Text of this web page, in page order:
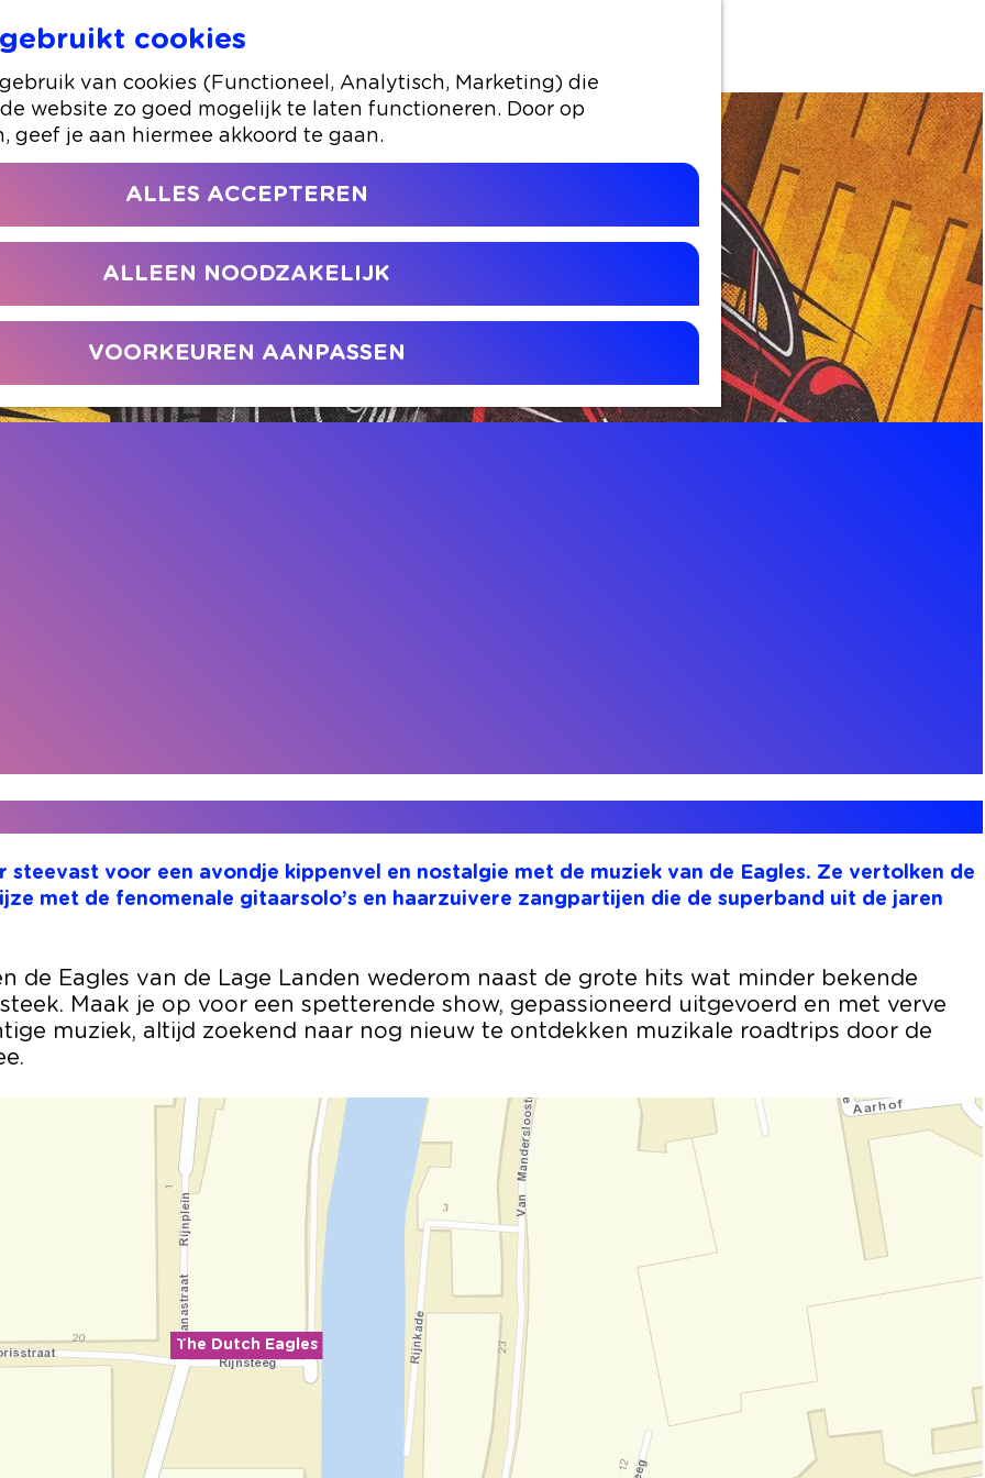
cookies
van cookies (Functioneel, Analytisch, Marketing) die
website zo goed mogelijk te laten functioneren. Door op
geef je aan hiermee akkoord te gaan.
ALLES ACCEPTEREN
ALLEEN NOODZAKELIJK
VOORKEUREN AANPASSEN
The Dutch Eagles
voor een avondje kippenvel en nostalgie met de muziek van de Eagles. Ze vertolken de
met de fenomenale gitaarsolo’s en haarzuivere zangpartijen die de superband uit de jaren
de Eagles van de Lage Landen wederom naast de grote hits wat minder bekende
Maak je op voor een spetterende show, gepassioneerd uitgevoerd en met verve
muziek, altijd zoekend naar nog nieuw te ontdekken muzikale roadtrips door de
The Dutch Eagles